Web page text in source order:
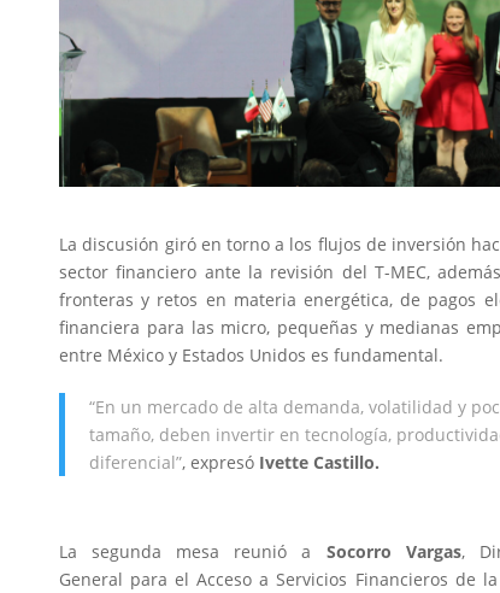
La discusión giró en torno a los flujos de inversión
sector financiero ante la revisión del T-MEC,
fronteras y retos en materia energética, de pagos
financiera para las micro, pequeñas y medianas
entre México y Estados Unidos es fundamental.
“En un mercado de alta demanda, volatilidad y
tamaño, deben invertir en tecnología,
diferencial”, expresó Ivette Castillo.
La segunda mesa reunió a Socorro Vargas,
General para el Acceso a Servicios Financieros de la